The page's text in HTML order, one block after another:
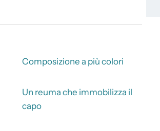
Composizione a più colori
Un reuma che immobilizza il
capo